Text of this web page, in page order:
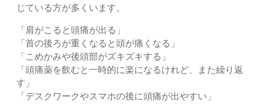
じている方が多くいます。
「肩がこると頭痛が出る」
「首の後ろが重くなると頭が痛くなる」
「こめかみや後頭部がズキズキする」
「頭痛薬を飲むと一時的に楽になるけれど、また繰り返
す」
「デスクワークやスマホの後に頭痛が出やすい」